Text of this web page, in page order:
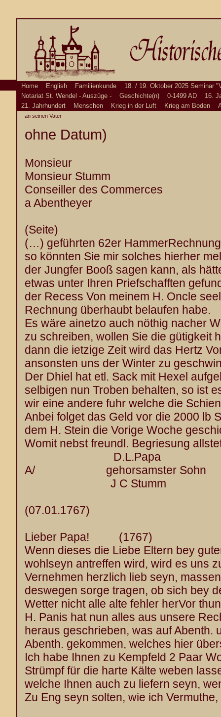
Home English Familienkunde
18. / 19. Oktober 2025 Seminar
Notariat St. Wendel - Auszüge -
Geschichte(n) 0-1499 AD
16.
21. Jahrhundert
Menschen Krieg in der Luft Krieg am Boden
an seinen Vater
ohne Datum)
Monsieur
Monsieur Stumm
Conseiller des Commerces
a Abentheyer
(Seite)
(…) geführten 62er
so könnten Sie mir solches hierher
der Jungfer Booß sagen kann, als
etwas unter Ihren Priefschafften
der Recess Von meinem H. Oncle
Rechnung überhaubt belaufen habe.
Es wäre ainetzo auch nöthig nacher
zu schreiben, wollen Sie die gütigkeit
dann die ietzige Zeit wird das Hertz
ansonsten uns der Winter zu
Der Dhiel hat etl. Sack mit Hexel
selbigen nun Troben behalten, so ist
wir eine andere fuhr welche die
Anbei folget das Geld vor die 2000 lb
dem H. Stein die Vorige Woche
Womit nebst freundl. Begriesung
D.L.Papa
A/ gehorsamster Sohn
J C Stumm
(07.01.1767)
Lieber Papa! (1767)
Wenn dieses die Liebe Eltern bey
wohlseyn antreffen wird, wird es uns
Vernehmen herzlich lieb seyn,
deswegen sorge tragen, ob sich bey
Wetter nicht alle alte fehler herVor
H. Panis hat nun alles aus unsere
heraus geschrieben, was auf Abenth.
Abenth. gekommen, welches hier
Ich habe Ihnen zu Kempfeld 2 Paar
Strümpf für die harte Kälte weben
welche Ihnen auch zu liefern seyn,
Zu Eng seyn solten, wie ich